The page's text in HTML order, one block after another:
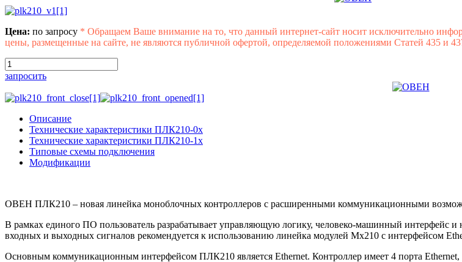
Цена: по запросу * Обращаем Ваше внимание на то, что данный интернет-сайт носит исключительно
цены, размещенные на сайте, не являются публичной офертой, определяемой положениями Статей 435 и
запросить
Описание
Технические характеристики ПЛК210-0х
Технические характеристики ПЛК210-1х
Типовые схемы подключения
Модификации
ОВЕН ПЛК210 – новая линейка моноблочных контроллеров с расширенными коммуникационными
В рамках единого ПО пользователь разрабатывает управляющую логику, человеко-машинный интерфейс и
входных и выходных сигналов рекомендуется к использованию линейка модулей Мх210 с интерфейсом
Основным коммуникационным интерфейсом ПЛК210 является Ethernet. Контроллер имеет 4 порта